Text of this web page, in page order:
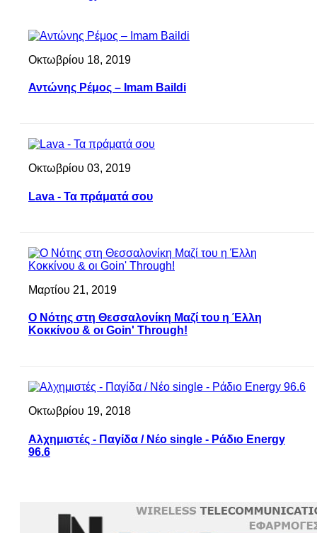
Οκτωβρίου 18, 2019
Αντώνης Ρέμος – Imam Baildi
Οκτωβρίου 03, 2019
Lava - Τα πράματά σου
Μαρτίου 21, 2019
Ο Νότης στη Θεσσαλονίκη Μαζί του η Έλλη
Κοκκίνου & οι Goin' Through!
Οκτωβρίου 19, 2018
Αλχημιστές - Παγίδα / Νέο single - Ράδιο Energy
96.6